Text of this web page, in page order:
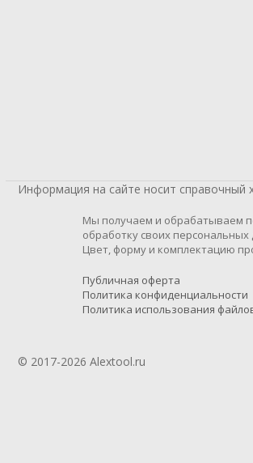
Информация на сайте носит справочный
Мы получаем и обрабатываем
обработку своих
Цвет, форму и комплектацию
Публичная оферта
Политика конфиденциальности
Политика использования
© 2017-2026 Alextool.ru